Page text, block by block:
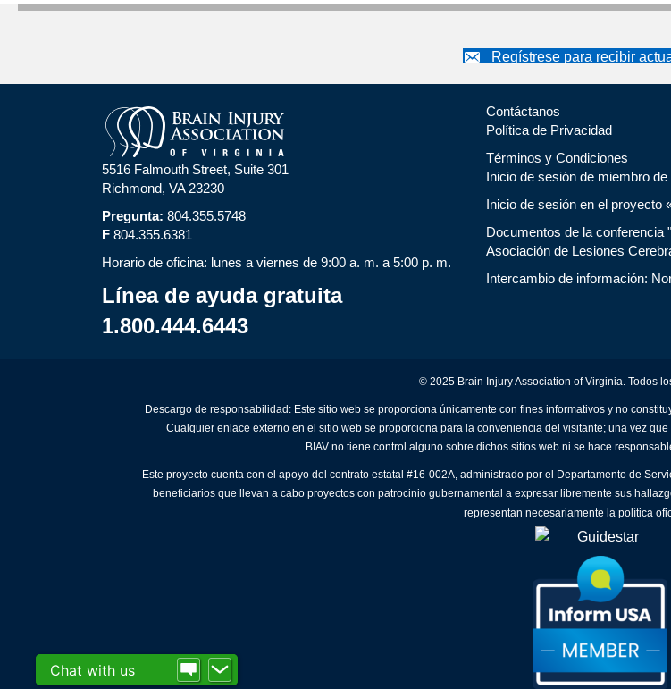
Regístrese para recibir
5516 Falmouth Street, Suite 301
Richmond, VA 23230
Pregunta: 804.355.5748
F 804.355.6381
Horario de oficina: lunes a viernes de 9:00 a. m. a 5:00 p. m.
Línea de ayuda gratuita
1.800.444.6443
Contáctanos
Política de Privacidad
Términos y Condiciones
Inicio de sesión de miembro de
Inicio de sesión en el proyecto
Documentos de la conferencia
Asociación de Lesiones
Intercambio de información:
© 2025 Brain Injury Association of Virginia. Todos
Descargo de responsabilidad: Este sitio web se proporciona únicamente con fines informativos y no
Cualquier enlace externo en el sitio web se proporciona para la conveniencia del visitante; una vez
BIAV no tiene control alguno sobre dichos sitios web ni se hace
Este proyecto cuenta con el apoyo del contrato estatal #16-002A, administrado por el Departamento de
beneficiarios que llevan a cabo proyectos con patrocinio gubernamental a expresar libremente sus
representan necesariamente la política
Chat with us